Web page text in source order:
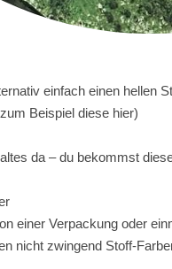
einfach einen hellen
Beispiel diese hier)
da – du bekommst
einer Verpackung oder
nicht zwingend Stoff-